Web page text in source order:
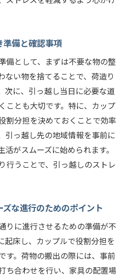
準備と確認事項
備として、まずは不要な物の整
ない物を捨てることで、荷造り
次に、引っ越し当日に必要な道
ことも大切です。特に、カップ
割分担を決めておくことで効率
引っ越し先の地域情報を事前に
がスムーズに始められます。
行うことで、引っ越しのストレ
な進行のためのポイント
りに進行させるための準備が不
起床し、カップルで役割分担を
す。荷物の搬出の際には、事前
ち合わせを行い、家具の配置場